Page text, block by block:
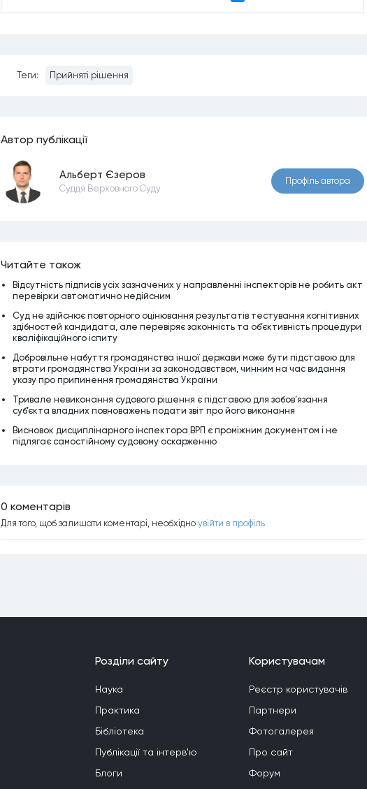
Теги: Прийняті рішення
Автор публiкацiї
Альберт Єзеров
Суддя Верховного Суду
Профiль автора
Читайте також
Відсутність підписів усіх зазначених у направленні інспекторів не робить акт
перевірки автоматично недійсним
Суд не здійснює повторного оцінювання результатів тестування когнітивних
здібностей кандидата, але перевіряє законність та об’єктивність процедури
кваліфікаційного іспиту
Добровільне набуття громадянства іншої держави може бути підставою для
втрати громадянства України за законодавством, чинним на час видання
указу про припинення громадянства України
Тривале невиконання судового рішення є підставою для зобов’язання
суб’єкта владних повноважень подати звіт про його виконання
Висновок дисциплінарного інспектора ВРП є проміжним документом і не
підлягає самостійному судовому оскарженню
0 коментарiв
Для того, щоб залишати коментарi, необхiдно увiйти в профiль
Роздiли сайту
Наука
Практика
Бiблiотека
Публiкацiї та iнтерв'ю
Блоги
Користувачам
Реєстр користувачiв
Партнери
Фотогалерея
Про сайт
Форум